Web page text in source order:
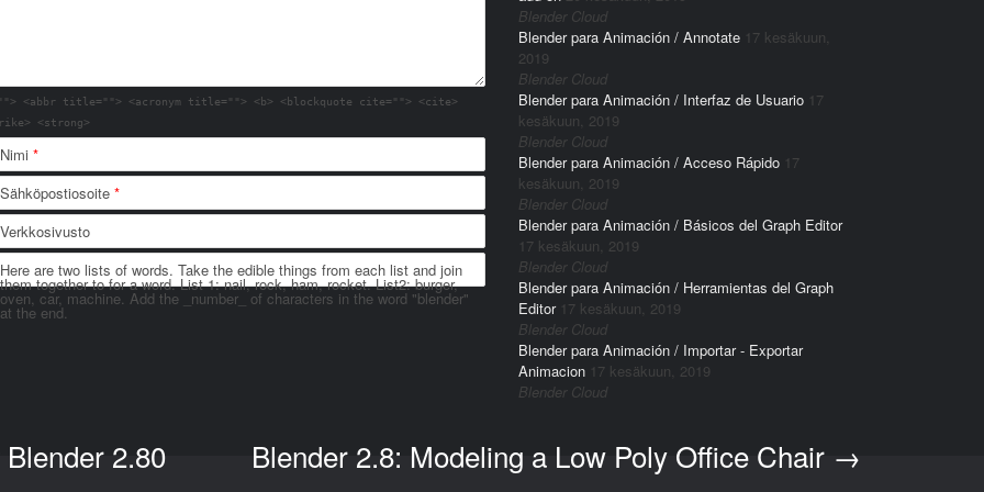
<abbr title=""> <acronym title=""> <b> <blockquote cite=""> <cite>
<strong>
Nimi *
Sähköpostiosoite *
Verkkosivusto
Here are two lists of words. Take the edible things from each list and join
them together to for a word. List 1: nail, rock, ham, rocket. List2: burger,
oven, car, machine. Add the _number_ of characters in the word "blender"
at the end.
Blender Cloud
Blender para Animación / Annotate 17 kesäkuun,
2019
Blender Cloud
Blender para Animación / Interfaz de Usuario 17
kesäkuun, 2019
Blender Cloud
Blender para Animación / Acceso Rápido 17
kesäkuun, 2019
Blender Cloud
Blender para Animación / Básicos del Graph Editor
17 kesäkuun, 2019
Blender Cloud
Blender para Animación / Herramientas del Graph
Editor 17 kesäkuun, 2019
Blender Cloud
Blender para Animación / Importar - Exportar
Animacion 17 kesäkuun, 2019
Blender Cloud
2.80 Blender 2.8: Modeling a Low Poly Office Chair →